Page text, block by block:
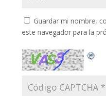
Guardar mi nombre,
este navegador para la